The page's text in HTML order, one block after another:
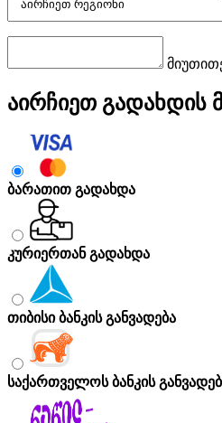
აირჩიეთ გადახდის
ბარათით გადახდა
კურიერთან გადახდა
თიბისი ბანკის განვადება
საქართველოს ბანკის